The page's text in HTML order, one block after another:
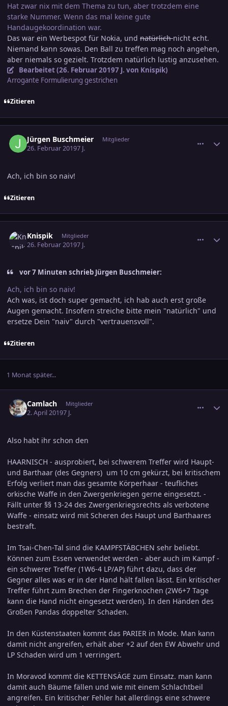
Hat zwar nix mit dem Thema zu tun, aber trotzdem eine
starke Nummer. Wenn das mal keine gute
Handaugekoordination war.
Das war ein Werbespot für Nokia, und natürlichnicht echt.
Niemand kann sowas. Den Ball zu treffen mag noch angehen,
aber niemals so gezielt. Trotzdem natürlich lustig anzusehen.
Bearbeitet (26. Februar 20197 J. von Knispik)
Arrogante Formulierung gestrichen
Zitieren
Jürgen Buschmeier Mitglieder
26. Februar 20197 J.
Ach, ich bin so naiv!
Zitieren
Knispik Mitglieder
26. Februar 20197 J.
vor 7 Minuten schrieb Jürgen Buschmeier:
Ach, ich bin so naiv!
Ach was, ist doch super gemacht, ich hab auch erst große
Augen gemacht. Insofern streiche bitte mein "natürlich" und
ersetze Dein "naiv" durch "vertrauensvoll".
Zitieren
1 Monat später...
Camlach Mitglieder
2. April 20197 J.
Also habt ihr schon den
HAARNISCH - ausprobiert, bei schwerem Treffer wird Haupt-
und Barthaar (des Gegners) um 10 cm gekürzt, bei kritischem
Erfolg verliert man das gesamte Körperhaar - teufliches
orkische Waffe in den Zwergenkriegen gerne eingesetzt. -
Fällt unter §§ 13-24 des Zwergenkriegsrechts als verbotene
Waffe - einsatz wird mit Scheren des Haupt und Barthaares
bestraft.
Im Tsai-Chen-Tal sind die KAMPFSTÄBCHEN sehr beliebt.
Können zum Essen verwendet werden - aber auch im Kampf -
ein schwerer Treffer (1W6-4 LP/AP) führt dazu, dass der
Gegner alles was er in der Hand hält fallen lässt. Ein kritischer
Treffer führt zum Brechen der Fingerknochen (2W6+7 Tage
kann die Hand nicht eingesetzt werden). In den Händen des
Großen Pandas doppelter Schaden.
In den Küstenstaaten kommt das PARIER in Mode. Man kann
damit nicht angreifen, erhält aber +2 auf den EW Abwehr und
LP Schaden wird um 1 verringert.
In Moravod kommt die KETTENSÄGE zum Einsatz. man kann
damit auch Bäume fällen und wie mit einem Schlachtbeil
angreifen. Ein kritischer Fehler hat allerdings eine schwere